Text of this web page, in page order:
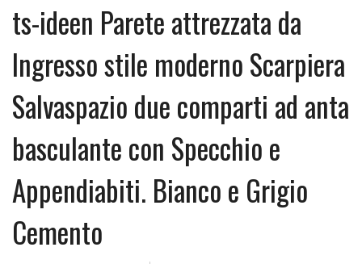
ts-ideen Parete attrezzata da
Ingresso stile moderno Scarpiera
Salvaspazio due comparti ad anta
basculante con Specchio e
Appendiabiti. Bianco e Grigio
Cemento